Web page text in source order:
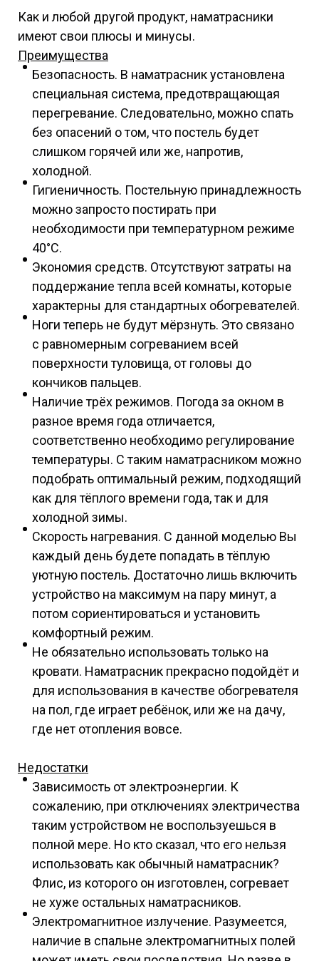
Как и любой другой продукт, наматрасники
имеют свои плюсы и минусы.
Преимущества
Безопасность. В наматрасник установлена
специальная система, предотвращающая
перегревание. Следовательно, можно спать
без опасений о том, что постель будет
слишком горячей или же, напротив,
холодной.
Гигиеничность. Постельную принадлежность
можно запросто постирать при
необходимости при температурном режиме
40°С.
Экономия средств. Отсутствуют затраты на
поддержание тепла всей комнаты, которые
характерны для стандартных обогревателей.
Ноги теперь не будут мёрзнуть. Это связано
с равномерным согреванием всей
поверхности туловища, от головы до
кончиков пальцев.
Наличие трёх режимов. Погода за окном в
разное время года отличается,
соответственно необходимо регулирование
температуры. С таким наматрасником можно
подобрать оптимальный режим, подходящий
как для тёплого времени года, так и для
холодной зимы.
Скорость нагревания. С данной моделью Вы
каждый день будете попадать в тёплую
уютную постель. Достаточно лишь включить
устройство на максимум на пару минут, а
потом сориентироваться и установить
комфортный режим.
Не обязательно использовать только на
кровати. Наматрасник прекрасно подойдёт и
для использования в качестве обогревателя
на пол, где играет ребёнок, или же на дачу,
где нет отопления вовсе.
Недостатки
Зависимость от электроэнергии. К
сожалению, при отключениях электричества
таким устройством не воспользуешься в
полной мере. Но кто сказал, что его нельзя
использовать как обычный наматрасник?
Флис, из которого он изготовлен, согревает
не хуже остальных наматрасников.
Электромагнитное излучение. Разумеется,
наличие в спальне электромагнитных полей